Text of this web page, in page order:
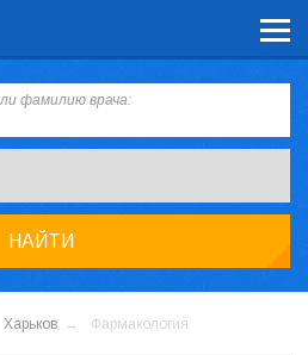
фамилию врача:
НАЙТИ
Харьков Фармакология